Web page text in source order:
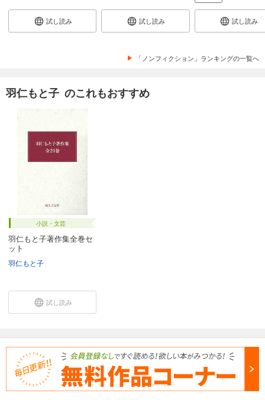
試し読み 試し読み 試し読み
「ノンフィクション」ランキングの一覧へ
羽仁もと子 のこれもおすすめ
小説・文芸
羽仁もと子著作集全巻セ
ット
羽仁もと子
試し読み